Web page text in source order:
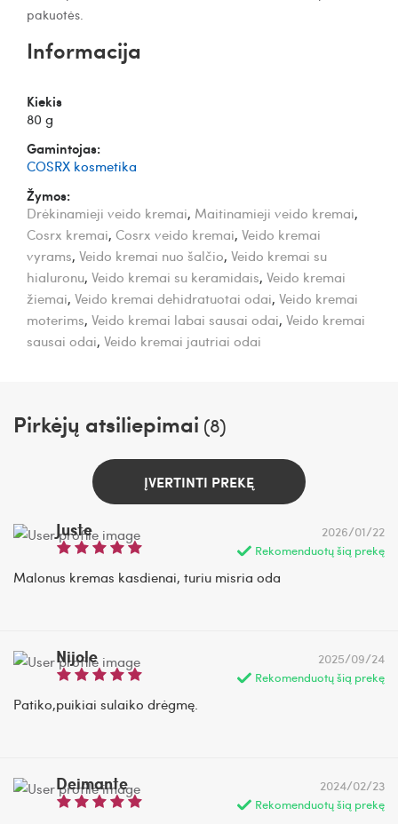
pakuotės.
Informacija
Kiekis
80 g
Gamintojas:
COSRX kosmetika
Žymos:
Drėkinamieji veido kremai, Maitinamieji veido kremai,
Cosrx kremai, Cosrx veido kremai, Veido kremai
vyrams, Veido kremai nuo šalčio, Veido kremai su
hialuronu, Veido kremai su keramidais, Veido kremai
žiemai, Veido kremai dehidratuotai odai, Veido kremai
moterims, Veido kremai labai sausai odai, Veido kremai
sausai odai, Veido kremai jautriai odai
Pirkėjų atsiliepimai (8)
ĮVERTINTI PREKĘ
Juste
Rekomenduotų šią prekę
2026/01/22
Malonus kremas kasdienai, turiu misria oda
Nijole
Rekomenduotų šią prekę
2025/09/24
Patiko,puikiai sulaiko drėgmę.
Deimante
Rekomenduotų šią prekę
2024/02/23